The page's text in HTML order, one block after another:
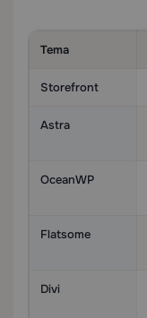
Tema
Storefront
Astra
OceanWP
Flatsome
Divi